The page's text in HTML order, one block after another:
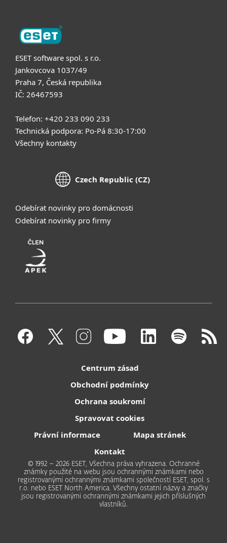
ESET software spol. s r.o.
Jankovcova 1037/49
Praha 7, Česká republika
IČ: 26467593
Telefon: +420 233 090 233
Technická podpora: Po-Pá 8:30-17:00
Všechny kontakty
Czech Republic (CZ)
Odebírat novinky pro domácnosti
Odebírat novinky pro firmy
Centrum zásad
Obchodní podmínky
Ochrana soukromí
Spravovat cookies
Právní informace
Mapa stránek
Kontakt
© 1992 – 2026 ESET, Všechna práva vyhrazena. Ochranné
známky použité na webu jsou ochrannými známkami nebo
registrovanými ochrannými známkami společností ESET, spol. s
r.o. nebo ESET North America. Všechny ostatní názvy a značky
jsou registrovanými ochrannými známkami jejich příslušných
vlastníků.